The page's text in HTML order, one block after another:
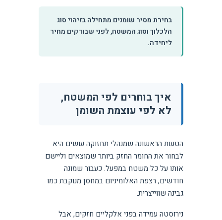
בחירת מסיר שומנים מתחילה בזיהוי סוג
הלכלוך וסוג המשטח, לפני שבודקים מחיר
ליחידה.
איך בוחרים לפי המשטח,
לא לפי עוצמת השומן
הטעות הראשונה שמנהלי תחזוקה עושים היא
לבחור את החומר החזק ביותר שמוצאים וליישם
אותו על כל משטח במפעל. כעבור שמונה
חודשים, רצפת האלומיניום במחסן מנוקבת כמו
גבינה שווייצרית.
נירוסטה עמידה בפני אלקליים חזקים, אבל